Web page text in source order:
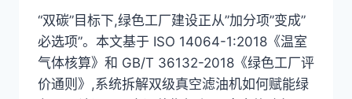
实
“双碳”目标下,绿色工厂建设正从”加分项”变成”
必选项”。本文基于 ISO 14064-1:2018《温室
气体核算》和 GB/T 36132-2018《绿色工厂评
价通则》,系统拆解双级真空滤油机如何赋能绿